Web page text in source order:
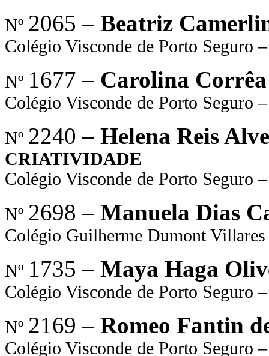
Nº 2065 – Beatriz
Colégio Visconde de Porto Seguro
Nº 1677 – Carolina
Colégio Visconde de Porto Seguro
Nº 2240 – Helena Reis
CRIATIVIDADE
Colégio Visconde de Porto Seguro
Nº 2698 – Manuela Dias
Colégio Guilherme Dumont Villares
Nº 1735 – Maya Haga
Colégio Visconde de Porto Seguro
Nº 2169 – Romeo Fantin
Colégio Visconde de Porto Seguro